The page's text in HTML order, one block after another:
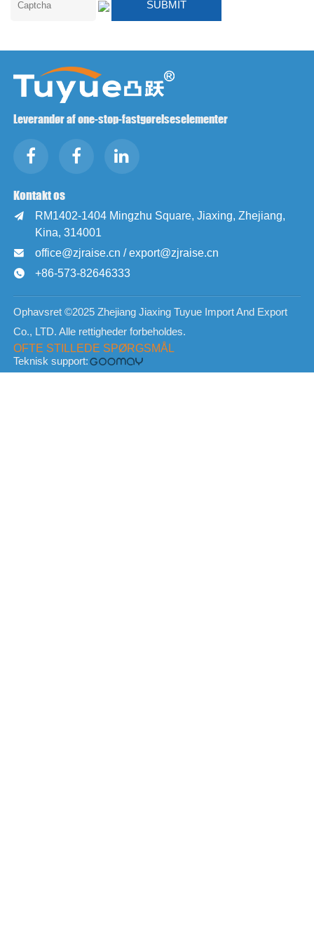
Leverandør af one-stop-fastgørelseselementer
Kontakt os

RM1402-1404 Mingzhu Square, Jiaxing, Zhejiang,
Kina, 314001
 office@zjraise.cn / export@zjraise.cn
 +86-573-82646333
Ophavsret ©2025 Zhejiang Jiaxing Tuyue Import And Export
Co., LTD. Alle rettigheder forbeholdes.
OFTE STILLEDE SPØRGSMÅL
Teknisk support: